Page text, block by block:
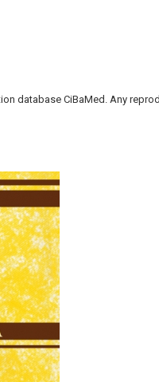
database CiBaMed. Any